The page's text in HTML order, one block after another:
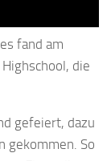
fand am
die
gefeiert, dazu
gekommen. So